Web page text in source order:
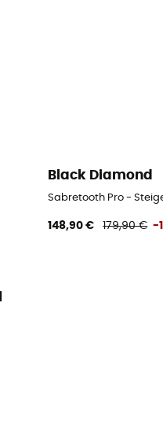
Black Diamond
Sabretooth Pro -
148,90 € 179,90 € -